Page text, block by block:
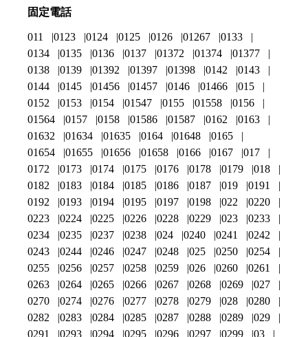
固定電話
011 0123 0124 0125 0126 01267
0133
0134
0135 0136 0137 01372 01374
01377
0138
0139 01392 01397 01398 0142
0143
0144
0145 01456 01457 0146 01466
015
0152
0153 0154 01547 0155 01558
0156
01564
0157 0158 01586 01587 0162
0163
01632
01634 01635 0164 01648
0165
01654
01655 01656 01658 0166 0167
017
0172
0173 0174 0175 0176 0178 0179
018
0182
0183 0184 0185 0186 0187 019
0191
0192
0193 0194 0195 0197 0198 022
0220
0223
0224 0225 0226 0228 0229 023
0233
0234
0235 0237 0238 024 0240 0241
0242
0243
0244 0246 0247 0248 025 0250
0254
0255
0256 0257 0258 0259 026 0260
0261
0263
0264 0265 0266 0267 0268 0269
027
0270
0274 0276 0277 0278 0279 028
0280
0282
0283 0284 0285 0287 0288 0289
029
0291
0293 0294 0295 0296 0297 0299 03